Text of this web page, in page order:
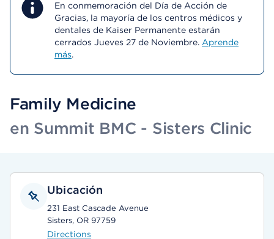
En conmemoración del Día de Acción de
Gracias, la mayoría de los centros médicos y
dentales de Kaiser Permanente estarán
cerrados Jueves 27 de Noviembre. Aprende
más.
Family Medicine
en Summit BMC - Sisters Clinic
Ubicación
231 East Cascade Avenue
Sisters, OR 97759
Directions